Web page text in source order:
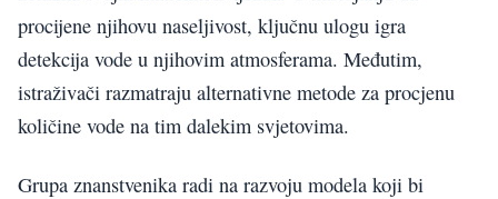
procijene njihovu naseljivost, ključnu ulogu igra
detekcija vode u njihovim atmosferama. Međutim,
istraživači razmatraju alternativne metode za procjenu
količine vode na tim dalekim svjetovima.
Grupa znanstvenika radi na razvoju modela koji bi